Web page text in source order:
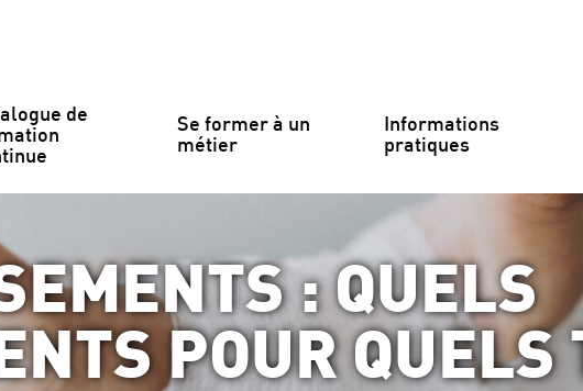
de
Se former à un
métier
Informations
pratiques
: QUELS
POUR QUELS